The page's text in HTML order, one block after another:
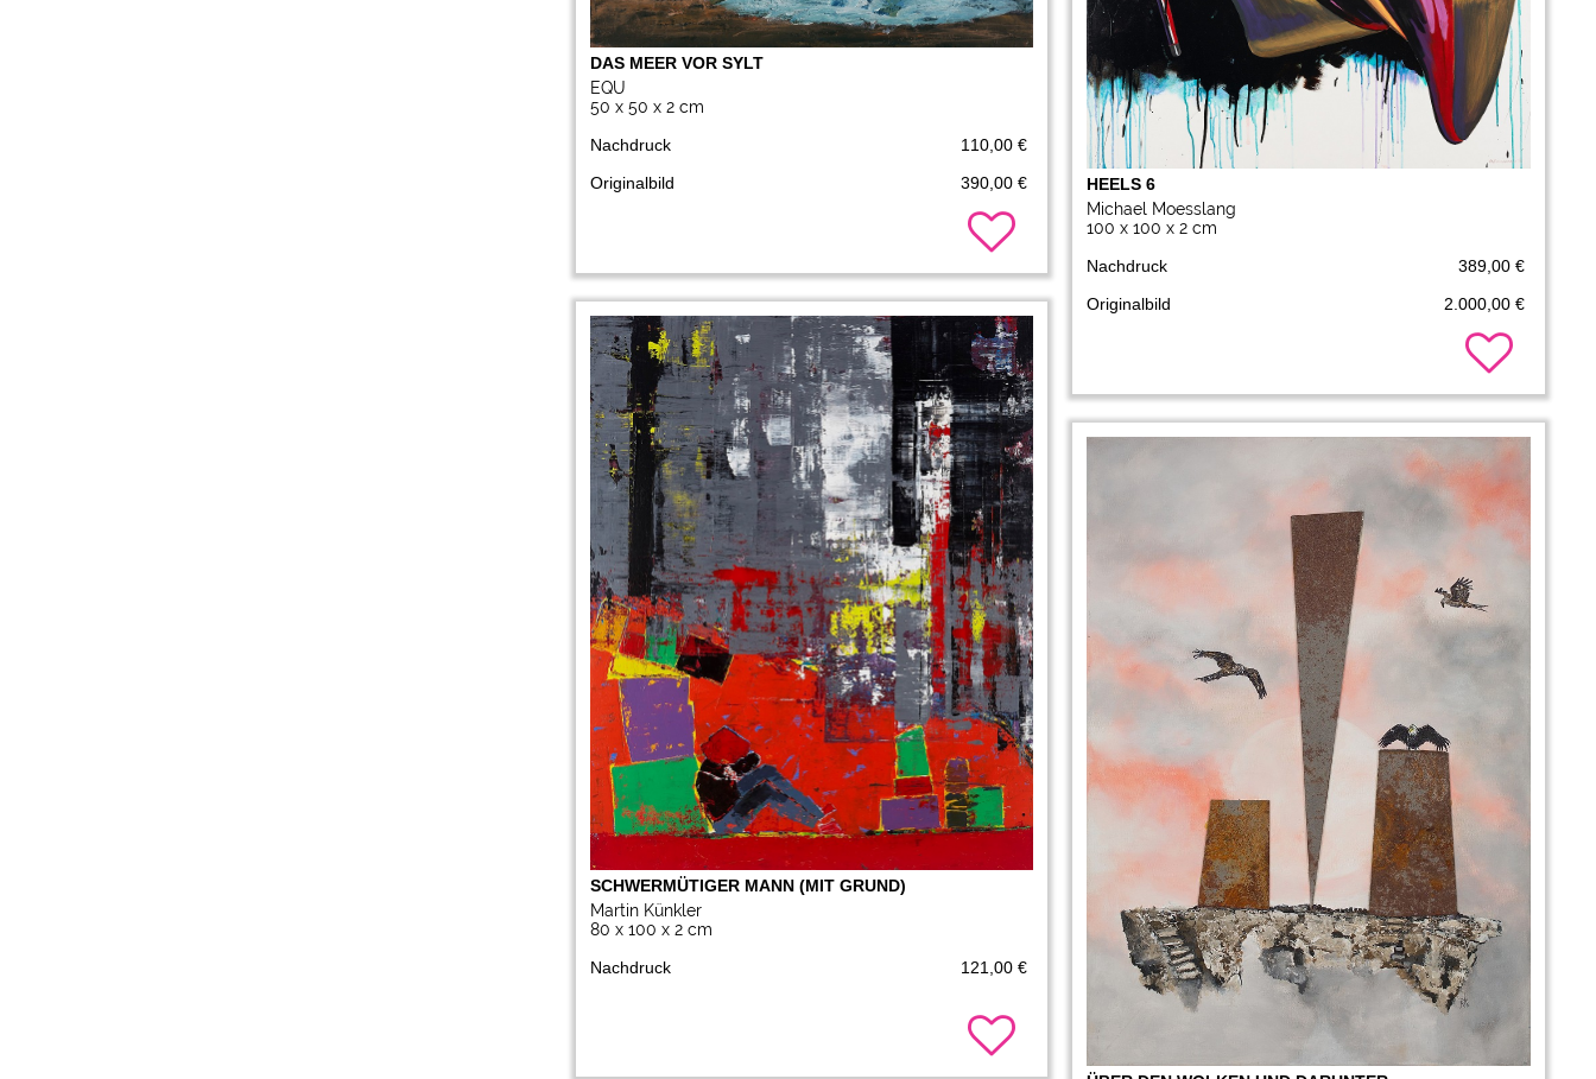
DAS MEER VOR SYLT
EQU
50 x 50 x 2 cm
Nachdruck
110,00 €
Originalbild
390,00 €
SCHWERMÜTIGER MANN (MIT GRUND)
Martin Künkler
80 x 100 x 2 cm
Nachdruck
121,00 €
HEELS 6
Michael Moesslang
100 x 100 x 2 cm
Nachdruck
389,00 €
Originalbild
2.000,00 €